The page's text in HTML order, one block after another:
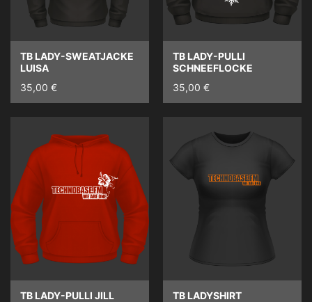
TB LADY-SWEATJACKE
LUISA
35,00 €
TB LADY-PULLI
SCHNEEFLOCKE
35,00 €
TB LADY-PULLI JILL TB LADYSHIRT